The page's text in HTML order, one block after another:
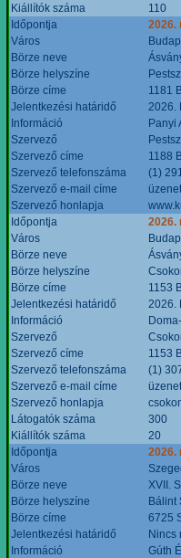
Kiállítók száma
110
Időpontja
2026.
Város
Börze neve
Börze helyszíne
Börze címe
1181
Jelentkezési határidő
2026.
Információ
Panyi
Szervező
Szervező címe
1188
Szervező telefonszáma
(1)
Szervező e-mail címe
Szervező honlapja
Időpontja
2026.
Város
Börze neve
Börze helyszíne
Börze címe
1153
Jelentkezési határidő
2026.
Információ
Szervező
Szervező címe
1153
Szervező telefonszáma
(1)
Szervező e-mail címe
Szervező honlapja
Látogatók száma
300
Kiállítók száma
20
Időpontja
2026.
Város
Börze neve
XVII.
Börze helyszíne
Bálint
Börze címe
6725
Jelentkezési határidő
Nincs
Információ
Gúth